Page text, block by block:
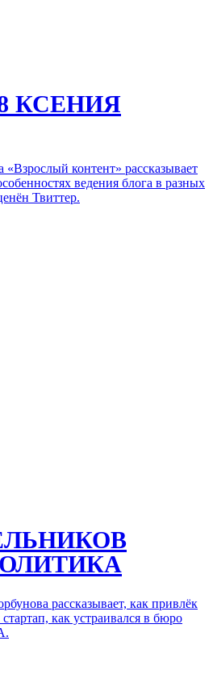
КСЕНИЯ
«Взрослый контент» рассказывает
ведения блога в разных
Твиттер.
рассказывает, как привлёк
как устраивался в бюро